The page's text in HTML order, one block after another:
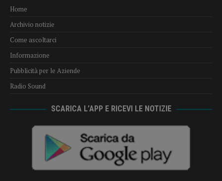
Home
Archivio notizie
Come ascoltarci
Informazione
Pubblicità per le Aziende
Radio Sound
SCARICA L’APP E RICEVI LE NOTIZIE